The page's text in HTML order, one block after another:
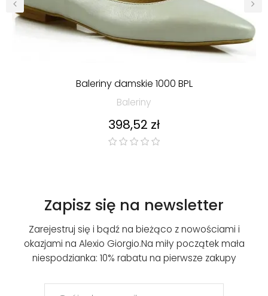
Baleriny damskie 1000 BPL
Baleriny
Cena
398,52 zł
‹ ›
Zapisz się na newsletter
Zarejestruj się i bądź na bieżąco z nowościami i
okazjami na Alexio Giorgio.Na miły początek mała
niespodzianka: 10% rabatu na pierwsze zakupy